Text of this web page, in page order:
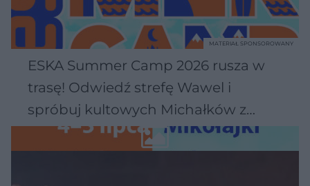
ESKA Summer Camp 2026 rusza w
trasę! Odwiedź strefę Wawel i
spróbuj kultowych Michałków z
Wawelu
MATERIAŁ SPONSOROWANY